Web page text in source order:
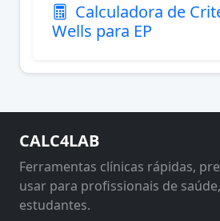
Calculadora de
Wells para EP
CALC4LAB
Ferramentas clínicas rápidas,
usar para profissionais de
estudantes.